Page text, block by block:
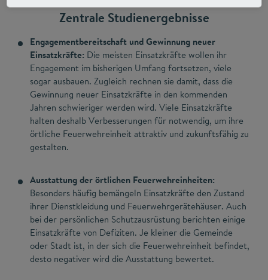
Zentrale Studienergebnisse
Engagementbereitschaft und Gewinnung neuer
Einsatzkräfte: Die meisten Einsatzkräfte wollen ihr
Engagement im bisherigen Umfang fortsetzen, viele
sogar ausbauen. Zugleich rechnen sie damit, dass die
Gewinnung neuer Einsatzkräfte in den kommenden
Jahren schwieriger werden wird. Viele Einsatzkräfte
halten deshalb Verbesserungen für notwendig, um ihre
örtliche Feuerwehreinheit attraktiv und zukunftsfähig zu
gestalten.
Ausstattung der örtlichen Feuerwehreinheiten:
Besonders häufig bemängeln Einsatzkräfte den Zustand
ihrer Dienstkleidung und Feuerwehrgerätehäuser. Auch
bei der persönlichen Schutzausrüstung berichten einige
Einsatzkräfte von Defiziten. Je kleiner die Gemeinde
oder Stadt ist, in der sich die Feuerwehreinheit befindet,
desto negativer wird die Ausstattung bewertet.